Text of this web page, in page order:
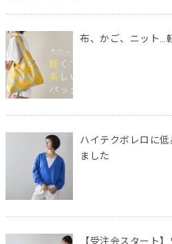
布、かご、ニット…
ハイテクボレロに
ました
【受注会スタート